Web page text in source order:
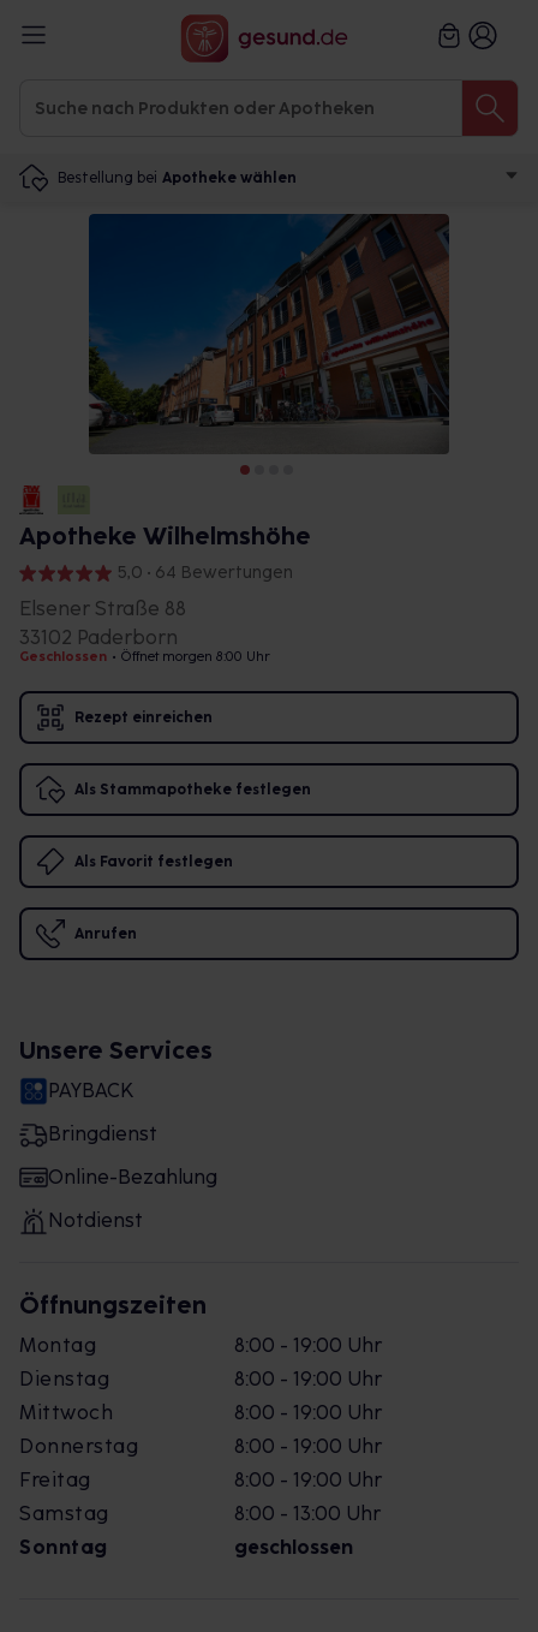
Bestellung bei Apotheke wählen
Apotheke Wilhelmshöhe
5,0 • 64 Bewertungen
Elsener Straße 88
33102 Paderborn
Geschlossen • Öffnet morgen 8:00 Uhr
Rezept einreichen
Als Stammapotheke festlegen
Als Favorit festlegen
Anrufen
Unsere Services
PAYBACK
Bringdienst
Online-Bezahlung
Notdienst
Öffnungszeiten
Montag
8:00 - 19:00 Uhr
Dienstag
8:00 - 19:00 Uhr
Mittwoch
8:00 - 19:00 Uhr
Donnerstag
8:00 - 19:00 Uhr
Freitag
8:00 - 19:00 Uhr
Samstag
8:00 - 13:00 Uhr
Sonntag
geschlossen